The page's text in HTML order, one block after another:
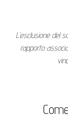
L’esclusione del
rapporto